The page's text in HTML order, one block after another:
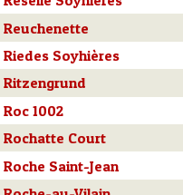
Reuchenette
Riedes Soyhières
Ritzengrund
Roc 1002
Rochatte Court
Roche Saint-Jean